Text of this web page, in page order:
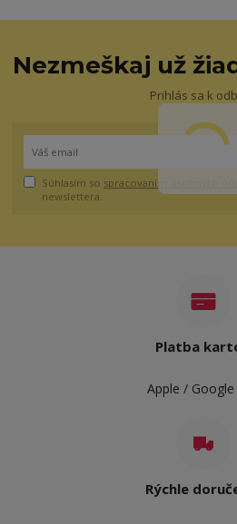
Nezmeškaj už
Prihlás sa k
Súhlasím so spracovaním osobných
newslettera.
Platba
Apple / Google
Rýchle